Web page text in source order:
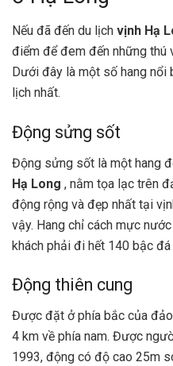
Nếu đã đến du lịch vịnh Hạ
điểm để đem đến những thú
Dưới đây là một số hang nổi
lịch nhất.
Động sửng sốt
Động sửng sốt là một hang
Hạ Long , nằm tọa lạc trên
động rộng và đẹp nhất tại
vậy. Hang chỉ cách mực
khách phải đi hết 140 bậc
Động thiên cung
Được đặt ở phía bắc của
4 km về phía nam. Được
1993, động có độ cao 25m